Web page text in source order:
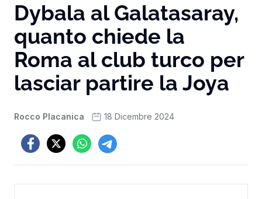
Dybala al Galatasaray,
quanto chiede la
Roma al club turco per
lasciar partire la Joya
Rocco Placanica 18 Dicembre 2024